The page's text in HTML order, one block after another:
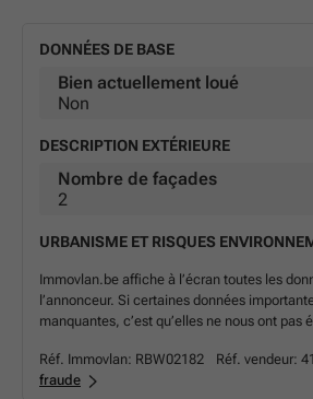
beantwoorden graag al uw vragen.
veilige en praktische
van Haasdonk.
* Ce texte est généré à partir
artificielle.
DONNÉES DE BASE
Bien actuellement loué
Non
DESCRIPTION EXTÉRIEURE
Nombre de façades
2
URBANISME ET RISQUES
Immovlan.be affiche à l’écran toutes les
l’annonceur. Si certaines données
manquantes, c’est qu’elles ne nous ont pas
Réf. Immovlan: RBW02182 Réf. vendeur:
fraude